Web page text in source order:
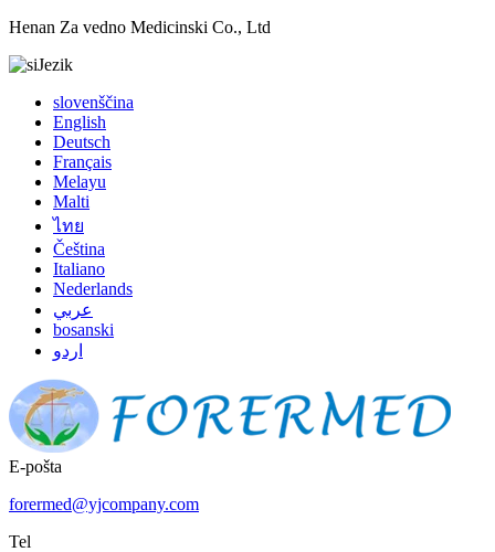
Henan Za vedno Medicinski Co., Ltd
Jezik
slovenščina
English
Deutsch
Français
Melayu
Malti
ไทย
Čeština
Italiano
Nederlands
عربي
bosanski
اردو
E-pošta
forermed@yjcompany.com
Tel